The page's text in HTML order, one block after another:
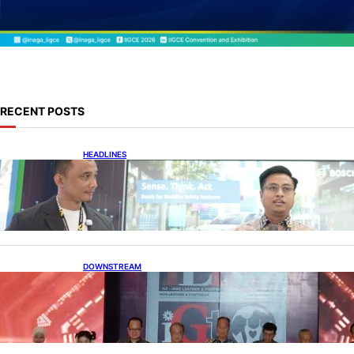
RECENT POSTS
HEADLINES
Teknologi Keselamatan, Penentu Baru
Persaingan Industri Otomotif
DOWNSTREAM
Terbuka, Peluang Usaha bagi IKM Alas Kaki
Lokal